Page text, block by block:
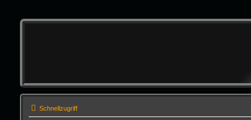
Schnellzugriff